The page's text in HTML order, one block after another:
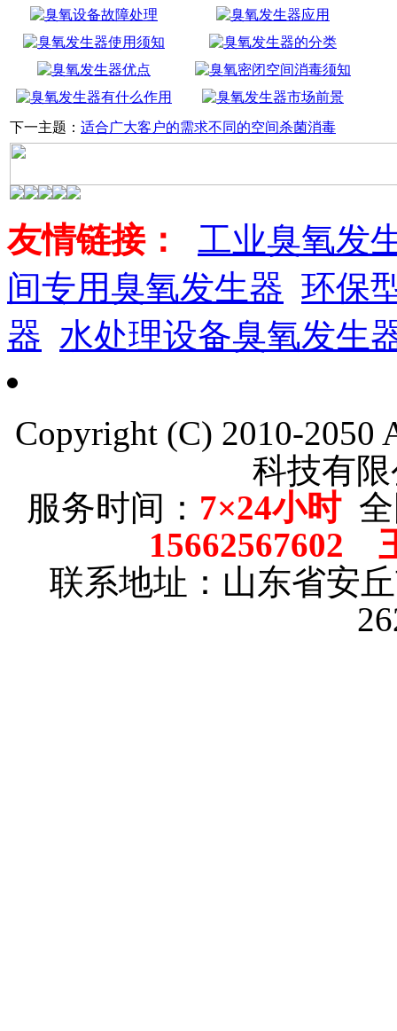
下一主题： 适合广大客户的需求不同的空间杀菌消毒
友情链接：
工业臭氧发
间专用臭氧发生器 环保
器 水处理设备臭氧发生
Copyright (C) 2010-2050
科技有
服务时间： 7×24小时全
15662567602
联系地址：山东省安